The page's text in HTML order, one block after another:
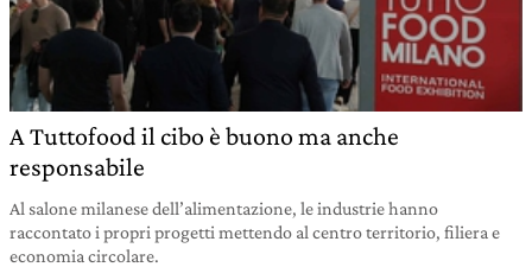
A Tuttofood il cibo è buono ma anche
responsabile
Al salone milanese dell’alimentazione, le industrie hanno
raccontato i propri progetti mettendo al centro territorio, filiera e
economia circolare.